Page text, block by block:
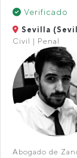
Verificado
Sevilla
Civil | Penal
Abogado de